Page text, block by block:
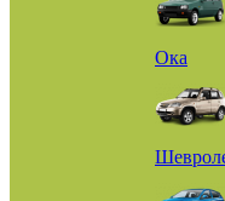
Ока